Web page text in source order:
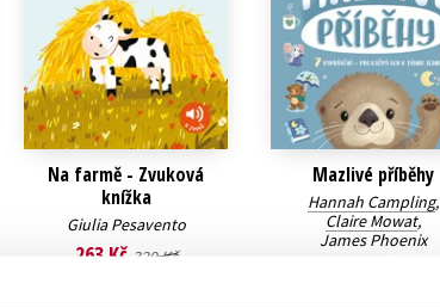
Na farmě - Zvuková
knížka
Giulia Pesavento
263 Kč 329 Kč
Mazlivé příběhy
Hannah Campling,
Claire Mowat,
James Phoenix